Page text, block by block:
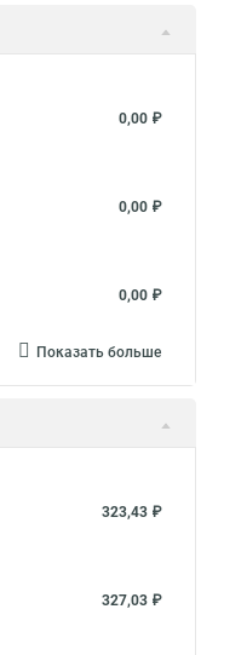
0,00 ₽
0,00 ₽
0,00 ₽
Показать больше
323,43 ₽
327,03 ₽